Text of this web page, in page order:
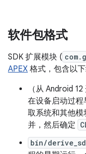
软件包格式
SDK 扩展模块 (
APEX 格式，包含以下
（从 Android 12
在设备启动过
取系统和其他
并，然后确定
bin/